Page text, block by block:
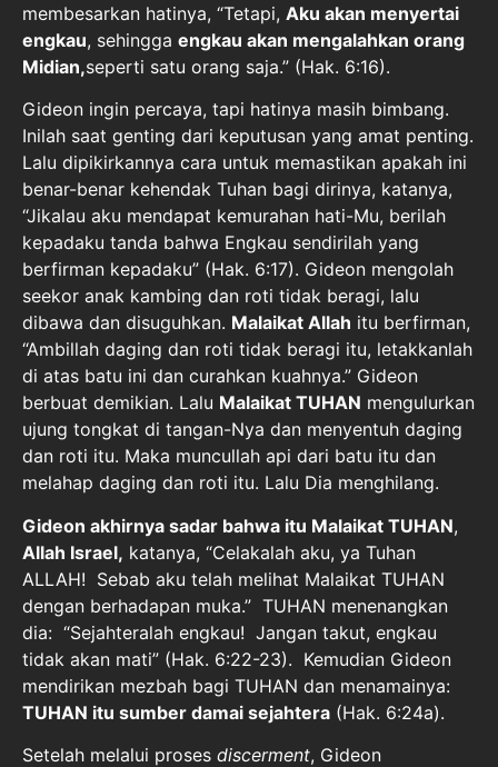
membesarkan hatinya, “Tetapi, Aku akan menyertai
engkau, sehingga engkau akan mengalahkan orang
Midian,seperti satu orang saja.” (Hak. 6:16).
Gideon ingin percaya, tapi hatinya masih bimbang.
Inilah saat genting dari keputusan yang amat penting.
Lalu dipikirkannya cara untuk memastikan apakah ini
benar-benar kehendak Tuhan bagi dirinya, katanya,
“Jikalau aku mendapat kemurahan hati-Mu, berilah
kepadaku tanda bahwa Engkau sendirilah yang
berfirman kepadaku” (Hak. 6:17). Gideon mengolah
seekor anak kambing dan roti tidak beragi, lalu
dibawa dan disuguhkan. Malaikat Allah itu berfirman,
“Ambillah daging dan roti tidak beragi itu, letakkanlah
di atas batu ini dan curahkan kuahnya.” Gideon
berbuat demikian. Lalu Malaikat TUHAN mengulurkan
ujung tongkat di tangan-Nya dan menyentuh daging
dan roti itu. Maka muncullah api dari batu itu dan
melahap daging dan roti itu. Lalu Dia menghilang.
Gideon akhirnya sadar bahwa itu Malaikat TUHAN,
Allah Israel, katanya, “Celakalah aku, ya Tuhan
ALLAH! Sebab aku telah melihat Malaikat TUHAN
dengan berhadapan muka.” TUHAN menenangkan
dia: “Sejahteralah engkau! Jangan takut, engkau
tidak akan mati” (Hak. 6:22-23). Kemudian Gideon
mendirikan mezbah bagi TUHAN dan menamainya:
TUHAN itu sumber damai sejahtera (Hak. 6:24a).
Setelah melalui proses discerment, Gideon